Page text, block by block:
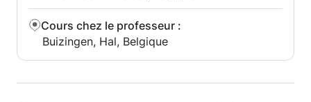
Cours chez le professeur :
Buizingen, Hal, Belgique